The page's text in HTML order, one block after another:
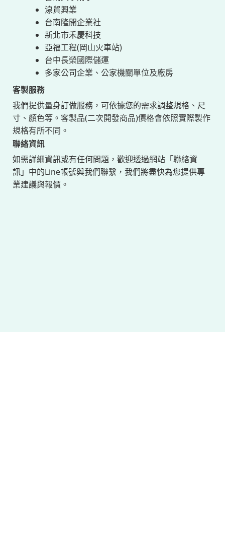
湶貿興業
台南隆開企業社
新北市禾慶科技
亞福工程(岡山火車站)
台中長榮國際儲運
多家公司企業、公家機關單位及廠房
客製服務
我們提供量身訂做服務，可依據您的需求調整規格、尺
寸、顏色等。客製品(二次開發商品)價格會依照實際製作
規格有所不同。
聯絡資訊
如需詳細資訊或有任何問題，歡迎透過網站「聯絡資
訊」中的Line帳號與我們聯繫，我們將盡快為您提供專
業建議與報價。